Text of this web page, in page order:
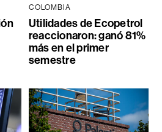
COLOMBIA
Utilidades de Ecopetrol
reaccionaron: ganó 81%
más en el primer
semestre